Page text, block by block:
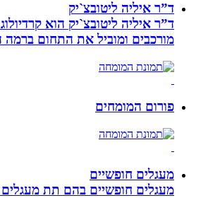
ד”ר איליה ליטובצ`יק
מורכבים ומוביל את התחום ברמה
פורום המומחים
מעגלים חופשיים
מעגלים חופשיים בהם תת מעגלים